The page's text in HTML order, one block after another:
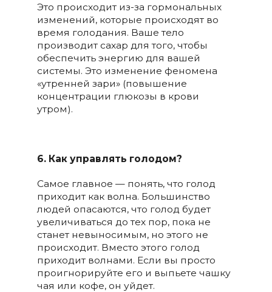
Это происходит из-за гормональных
изменений, которые происходят во
время голодания. Ваше тело
производит сахар для того, чтобы
обеспечить энергию для вашей
системы. Это изменение феномена
«утренней зари» (повышение
концентрации глюкозы в крови
утром).
6. Как управлять голодом?
Самое главное — понять, что голод
приходит как волна. Большинство
людей опасаются, что голод будет
увеличиваться до тех пор, пока не
станет невыносимым, но этого не
происходит. Вместо этого голод
приходит волнами. Если вы просто
проигнорируйте его и выпьете чашку
чая или кофе, он уйдет.